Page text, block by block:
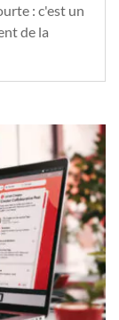
: c'est un
de la